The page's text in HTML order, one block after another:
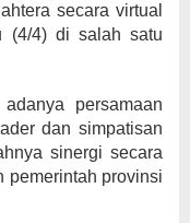
secara virtual
(4/4) di salah satu
persamaan
dan simpatisan
sinergi secara
pemerintah provinsi